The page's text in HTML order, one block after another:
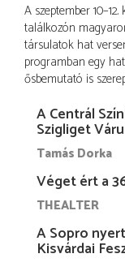
A szeptember
találkozón
társulatok hat
programban egy
ősbemutató is
A Centrál
Szigliget
Tamás Dorka
Véget ért a
THEALTER
A Sopro
Kisvárdai